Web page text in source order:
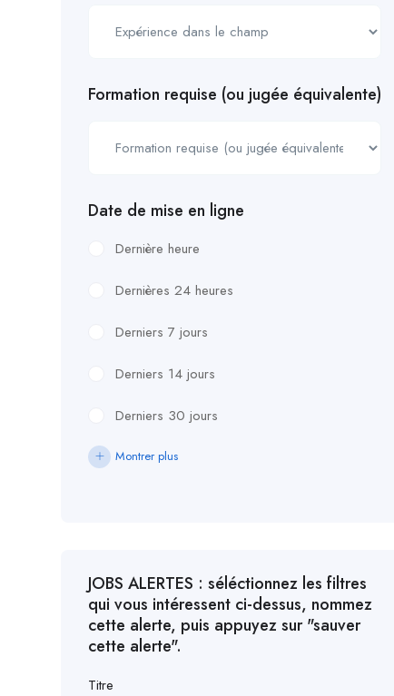
Formation requise (ou jugée équivalente)
Date de mise en ligne
Dernière heure
Dernières 24 heures
Derniers 7 jours
Derniers 14 jours
Derniers 30 jours
Montrer plus
JOBS ALERTES : séléctionnez les filtres
qui vous intéressent ci-dessus, nommez
cette alerte, puis appuyez sur "sauver
cette alerte".
Titre